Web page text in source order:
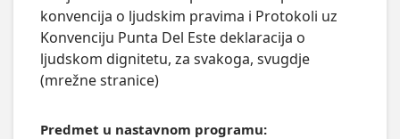
konvencija o ljudskim pravima i Protokoli uz
Konvenciju Punta Del Este deklaracija o
ljudskom dignitetu, za svakoga, svugdje
(mrežne stranice)
Predmet u nastavnom programu: